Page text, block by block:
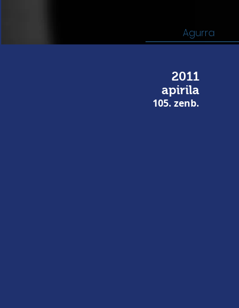
Agurra
2011
apirila
105. zenb.